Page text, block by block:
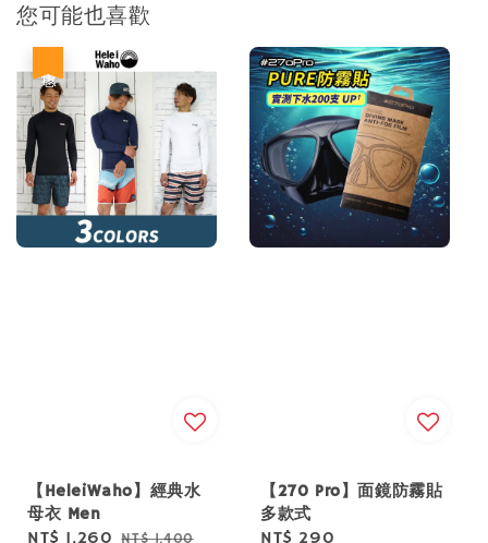
您可能也喜歡
【HeleiWaho】經典水
母衣 Men
【270 Pro】面鏡防霧貼
多款式